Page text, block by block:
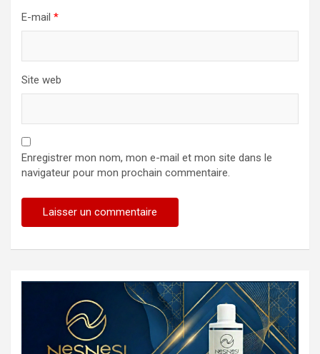
E-mail *
Site web
Enregistrer mon nom, mon e-mail et mon site dans le
navigateur pour mon prochain commentaire.